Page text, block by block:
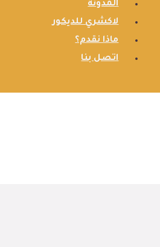
المدونة
لاكشري للديكور
ماذا نقدم؟
اتصل بنا